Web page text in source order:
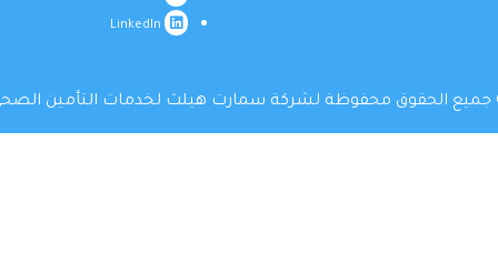
جميع الحقوق محفوظة لشركة سمارت هيلث لخدمات التأمين